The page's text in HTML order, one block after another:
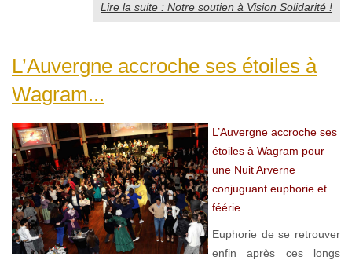
Lire la suite : Notre soutien à Vision Solidarité !
L’Auvergne accroche ses étoiles à
Wagram...
L’Auvergne accroche ses
étoiles à Wagram pour
une Nuit Arverne
conjuguant euphorie et
féérie.
Euphorie de se retrouver
enfin après ces longs